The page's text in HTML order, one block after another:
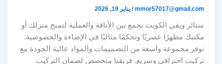
mmor57017@gmail.com
/يناير 19, 2026
ستائر ويفي الكويت تجمع بين الأناقة والعملية لتمنح منزلك أو
مكتبك مظهرًا عصريًا وتحكمًا مثاليًا في الإضاءة والخصوصية.
نوفر مجموعة واسعة من التصميمات والمواد عالية الجودة مع
تركيب احترافي وسريع. فريقنا متخصص لضمان التركيب